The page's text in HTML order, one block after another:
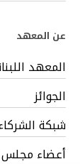
عن المعهد
المعهد
الجوائز
شبكة
أعضاء مجلس